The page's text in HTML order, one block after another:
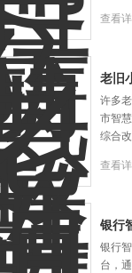
查看
老旧
许多
市智
综合
查看
银行
银行
台，